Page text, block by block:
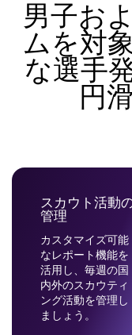
男子お
ムを対
な選手
円
スカウト活動
管理
カスタマイズ可能
なレポート機能を
活用し、毎週の国
内外のスカウティ
ング活動を管理し
ましょう。